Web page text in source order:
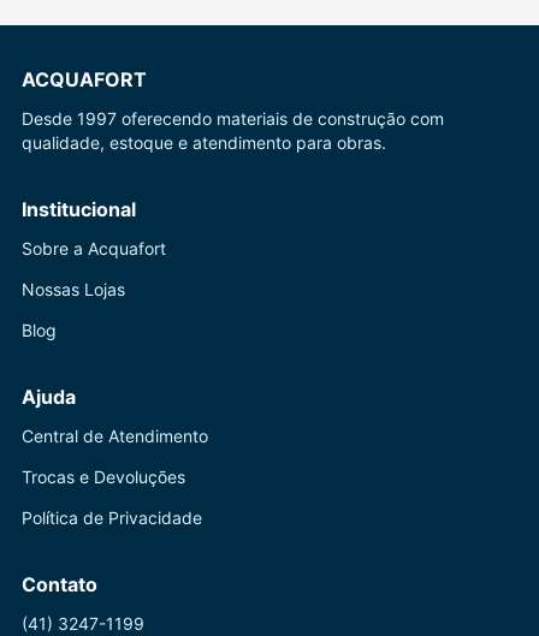
ACQUAFORT
Desde 1997 oferecendo materiais de construção com
qualidade, estoque e atendimento para obras.
Institucional
Sobre a Acquafort
Nossas Lojas
Blog
Ajuda
Central de Atendimento
Trocas e Devoluções
Política de Privacidade
Contato
(41) 3247-1199